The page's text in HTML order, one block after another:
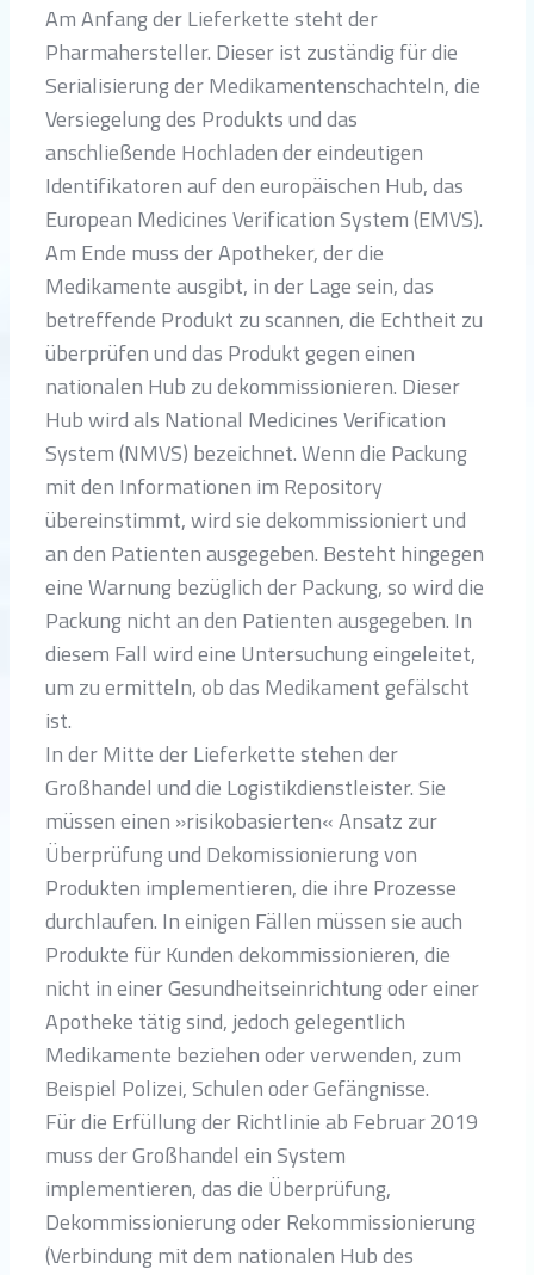
Am Anfang der Lieferkette steht der
Pharmahersteller. Dieser ist zuständig für die
Serialisierung der Medikamentenschachteln, die
Versiegelung des Produkts und das
anschließende Hochladen der eindeutigen
Identifikatoren auf den europäischen Hub, das
European Medicines Verification System (EMVS).
Am Ende muss der Apotheker, der die
Medikamente ausgibt, in der Lage sein, das
betreffende Produkt zu scannen, die Echtheit zu
überprüfen und das Produkt gegen einen
nationalen Hub zu dekommissionieren. Dieser
Hub wird als National Medicines Verification
System (NMVS) bezeichnet. Wenn die Packung
mit den Informationen im Repository
übereinstimmt, wird sie dekommissioniert und
an den Patienten ausgegeben. Besteht hingegen
eine Warnung bezüglich der Packung, so wird die
Packung nicht an den Patienten ausgegeben. In
diesem Fall wird eine Untersuchung eingeleitet,
um zu ermitteln, ob das Medikament gefälscht
ist.
In der Mitte der Lieferkette stehen der
Großhandel und die Logistikdienstleister. Sie
müssen einen »risikobasierten« Ansatz zur
Überprüfung und Dekomissionierung von
Produkten implementieren, die ihre Prozesse
durchlaufen. In einigen Fällen müssen sie auch
Produkte für Kunden dekommissionieren, die
nicht in einer Gesundheitseinrichtung oder einer
Apotheke tätig sind, jedoch gelegentlich
Medikamente beziehen oder verwenden, zum
Beispiel Polizei, Schulen oder Gefängnisse.
Für die Erfüllung der Richtlinie ab Februar 2019
muss der Großhandel ein System
implementieren, das die Überprüfung,
Dekommissionierung oder Rekommissionierung
(Verbindung mit dem nationalen Hub des